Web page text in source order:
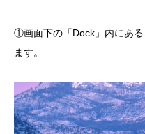
①画面下の「Dock」内にあ
ます。